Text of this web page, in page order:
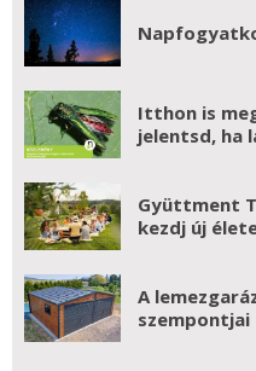
Itthon is
jelentsd, ha
Gyüttment
kezdj új
A
szempontjai